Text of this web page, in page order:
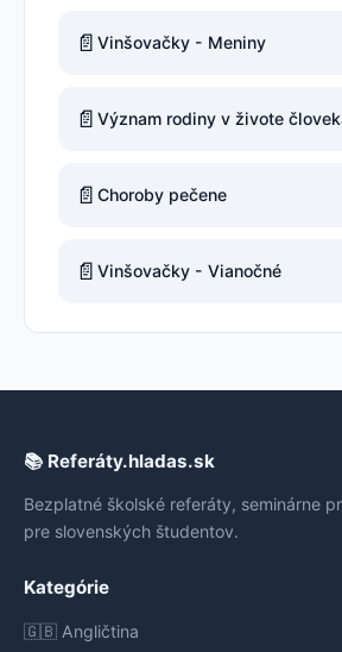
📄 Vinšovačky - Meniny
📄 Význam rodiny v živote
📄 Choroby pečene
📄 Vinšovačky - Vianočné
📚 Referáty.hladas.sk
Bezplatné školské referáty, seminárne
pre slovenských študentov.
Kategórie
🇬🇧 Angličtina